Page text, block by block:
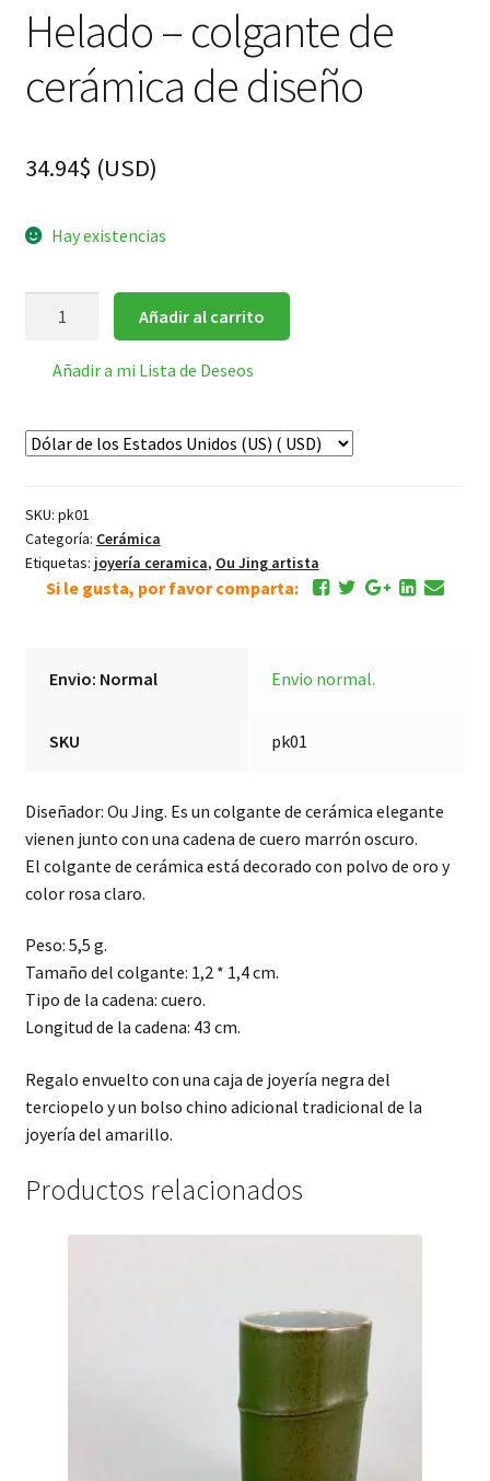
Helado – colgante de
cerámica de diseño
34.94$ (USD)
Hay existencias
de
Añadir al carrito
Añadir a mi Lista de Deseos
SKU: pk01
Categoría: Cerámica
Etiquetas: joyería ceramica, Ou Jing artista
Si le gusta, por favor comparta:
Envio: Normal Envio normal.
SKU pk01
Diseñador: Ou Jing. Es un colgante de cerámica elegante
vienen junto con una cadena de cuero marrón oscuro.
El colgante de cerámica está decorado con polvo de oro y
color rosa claro.
Peso: 5,5 g.
Tamaño del colgante: 1,2 * 1,4 cm.
Tipo de la cadena: cuero.
Longitud de la cadena: 43 cm.
Regalo envuelto con una caja de joyería negra del
terciopelo y un bolso chino adicional tradicional de la
joyería del amarillo.
Productos relacionados